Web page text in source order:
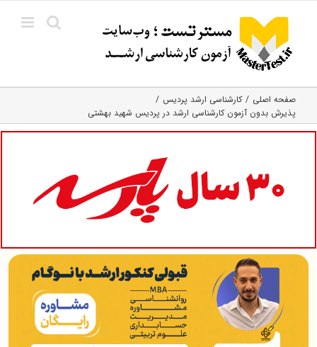
content
صفحه اصلی
کارشناسی ارشد پردیس
پذیرش بدون آزمون کارشناسی ارشد در پردیس شهید بهشتی